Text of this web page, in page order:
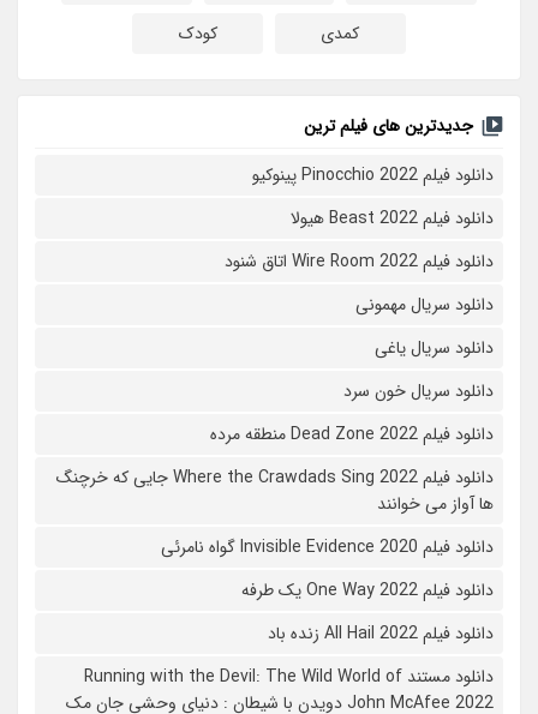
کمدی
کودک
جدیدترین های فیلم ترین
دانلود فیلم Pinocchio 2022 پینوکیو
دانلود فیلم Beast 2022 هیولا
دانلود فیلم Wire Room 2022 اتاق شنود
دانلود سریال مهمونی
دانلود سریال یاغی
دانلود سریال خون سرد
دانلود فیلم 2022 Dead Zone منطقه مرده
دانلود فیلم Where the Crawdads Sing 2022 جایی که خرچنگ
ها آواز می خوانند
دانلود فیلم 2020 Invisible Evidence گواه نامرئی
دانلود فیلم One Way 2022 یک طرفه
دانلود فیلم All Hail 2022 زنده باد
دانلود مستند Running with the Devil: The Wild World of
John McAfee 2022 دویدن با شیطان : دنیای وحشی جان مک